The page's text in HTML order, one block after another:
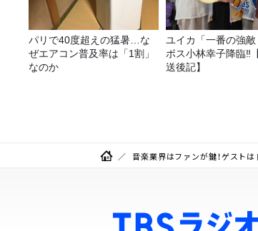
パリで40度超えの猛暑…な
ぜエアコン普及率は「1割」
なのか
ユイカ「一番の強敵
ボス小林幸子降臨‼
送後記】
音楽業界はファンが鍵！ゲスト